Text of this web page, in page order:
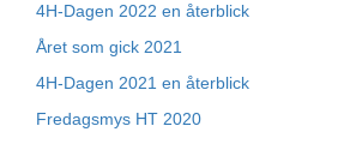
4H-Dagen 2022 en återblick
Året som gick 2021
4H-Dagen 2021 en återblick
Fredagsmys HT 2020